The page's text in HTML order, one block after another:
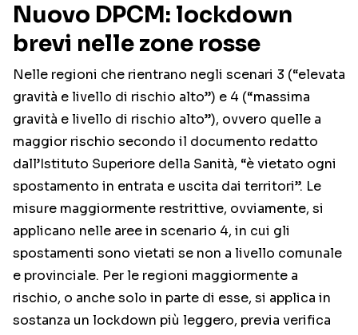
Nuovo DPCM: lockdown
brevi nelle zone rosse
Nelle regioni che rientrano negli scenari 3 (“elevata
gravità e livello di rischio alto”) e 4 (“massima
gravità e livello di rischio alto”), ovvero quelle a
maggior rischio secondo il documento redatto
dall’Istituto Superiore della Sanità, “è vietato ogni
spostamento in entrata e uscita dai territori”. Le
misure maggiormente restrittive, ovviamente, si
applicano nelle aree in scenario 4, in cui gli
spostamenti sono vietati se non a livello comunale
e provinciale. Per le regioni maggiormente a
rischio, o anche solo in parte di esse, si applica in
sostanza un lockdown più leggero, previa verifica